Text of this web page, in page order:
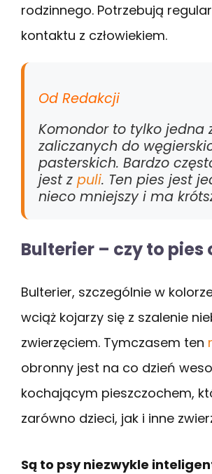
rodzinnego. Potrzebują
kontaktu z człowiekiem.
Od Redakcji
Komondor to tylko jedna
zaliczanych do
pasterskich. Bardzo
jest z puli. Ten pies jest
nieco mniejszy i ma
Bulterier – czy to pies
Bulterier, szczególnie w
wciąż kojarzy się z szalenie
zwierzęciem. Tymczasem ten
obronny jest na co dzień
kochającym pieszczochem,
zarówno dzieci, jak i inne
Są to psy niezwykle